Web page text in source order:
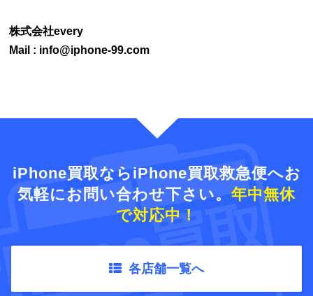
株式会社every
Mail : info@iphone-99.com
iPhone買取ならiPhone買取救急便へお
気軽にお問い合わせ下さい。年中無休
で対応中！
各店舗一覧へ